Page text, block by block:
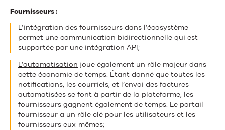
Fournisseurs :
L’intégration des fournisseurs dans l’écosystème
permet une communication bidirectionnelle qui est
supportée par une intégration API;
L’automatisation joue également un rôle majeur dans
cette économie de temps. Étant donné que toutes les
notifications, les courriels, et l’envoi des factures
automatisées se font à partir de la plateforme, les
fournisseurs gagnent également de temps. Le portail
fournisseur a un rôle clé pour les utilisateurs et les
fournisseurs eux-mêmes;